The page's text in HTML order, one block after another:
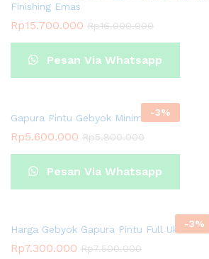
Finishing Emas
Rp15.700.000 Rp16.000.000
Pesan Via Whatsapp
-3%
Gapura Pintu Gebyok Minimalis
Rp5.600.000 Rp5.800.000
Pesan Via Whatsapp
-3%
Harga Gebyok Gapura Pintu Full Ukir Relief
Rp7.300.000 Rp7.500.000